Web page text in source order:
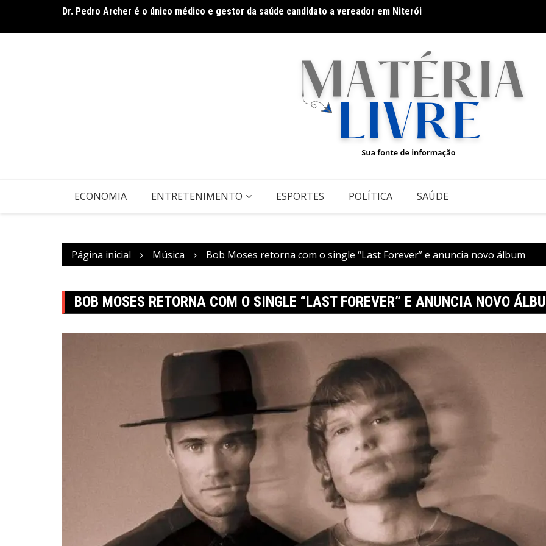
o
Dr. Pedro Archer é o único médico e gestor da saúde candidato a vereador em Niterói
estruturado
ECONOMIA ENTRETENIMENTO ESPORTES POLÍTICA SAÚDE
Página inicial Música Bob Moses retorna com o single “Last Forever” e anuncia novo álbum
BOB MOSES RETORNA COM O SINGLE “LAST FOREVER” E ANUNCIA NOVO